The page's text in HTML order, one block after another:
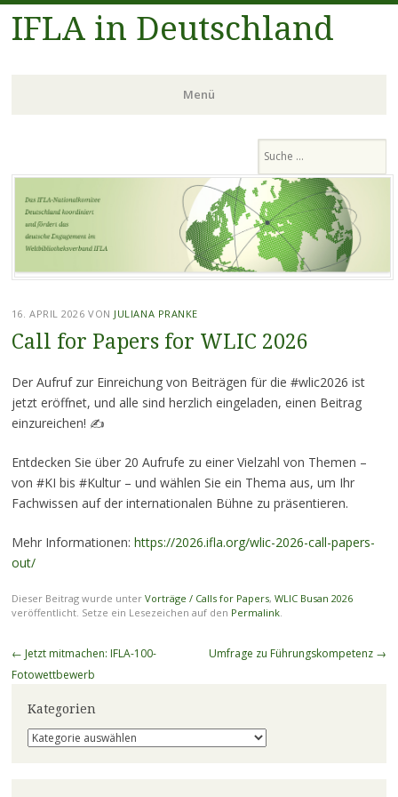
IFLA in Deutschland
Menü
springen
16. APRIL 2026 VON JULIANA PRANKE
Call for Papers for WLIC 2026
Der Aufruf zur Einreichung von Beiträgen für die #wlic2026 ist
jetzt eröffnet, und alle sind herzlich eingeladen, einen Beitrag
einzureichen! ✍️
Entdecken Sie über 20 Aufrufe zu einer Vielzahl von Themen –
von #KI bis #Kultur – und wählen Sie ein Thema aus, um Ihr
Fachwissen auf der internationalen Bühne zu präsentieren.
Mehr Informationen: https://2026.ifla.org/wlic-2026-call-papers-
out/
Dieser Beitrag wurde unter Vorträge / Calls for Papers, WLIC Busan 2026
veröffentlicht. Setze ein Lesezeichen auf den Permalink.
Beitragsnavigation
← Jetzt mitmachen: IFLA-100-
Fotowettbewerb
Umfrage zu Führungskompetenz →
Kategorien
Kategorien